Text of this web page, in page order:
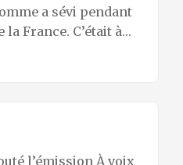
a sévi pendant
France. C’était à
pas encore les
rapport à la
l’émission À voix